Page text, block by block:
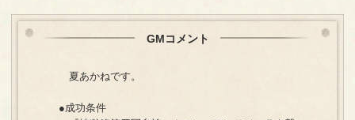
GMコメント
夏あかねです。
●成功条件